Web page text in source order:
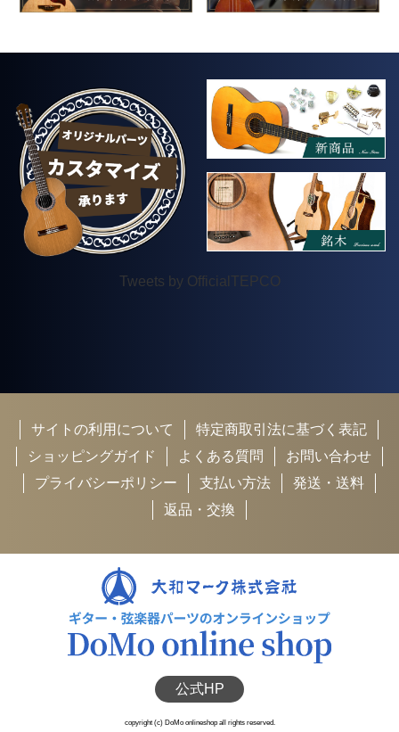
Tweets by OfficialTEPCO
サイトの利用について
特定商取引法に基づく表記
ショッピングガイド
よくある質問
お問い合わせ
プライバシーポリシー
支払い方法
発送・送料
返品・交換
公式HP
copyright (c) DoMo onlineshop all rights reserved.